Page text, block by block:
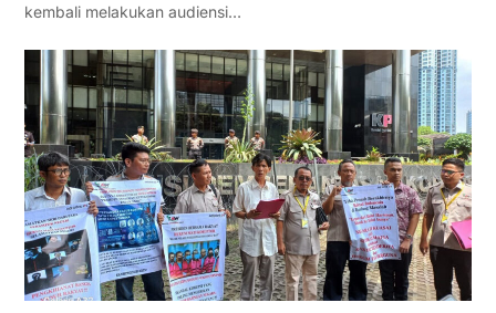
kembali melakukan audiensi…